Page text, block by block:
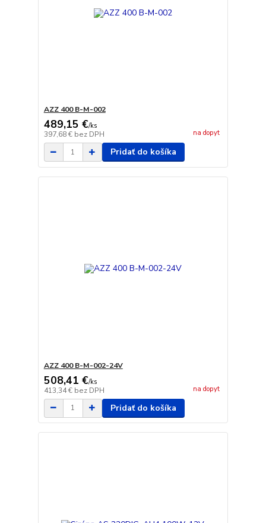
AZZ 400 B-M-002
489,15 €/ks
397,68 € bez DPH na dopyt
Pridať do košíka
AZZ 400 B-M-002-24V
508,41 €/ks
413,34 € bez DPH na dopyt
Pridať do košíka